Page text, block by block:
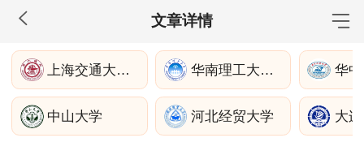
文章详情
MBA工商管理
院校库 考试报名 招生政策 学制学费
报名流程
考试真题
报考经验 招生简章
上海交通大学电子信息与电气工程学院 华南理工大学土木与交通学院
中山大学 河北经贸大学